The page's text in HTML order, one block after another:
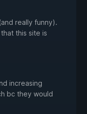
really funny).
this site is
increasing
bc they would